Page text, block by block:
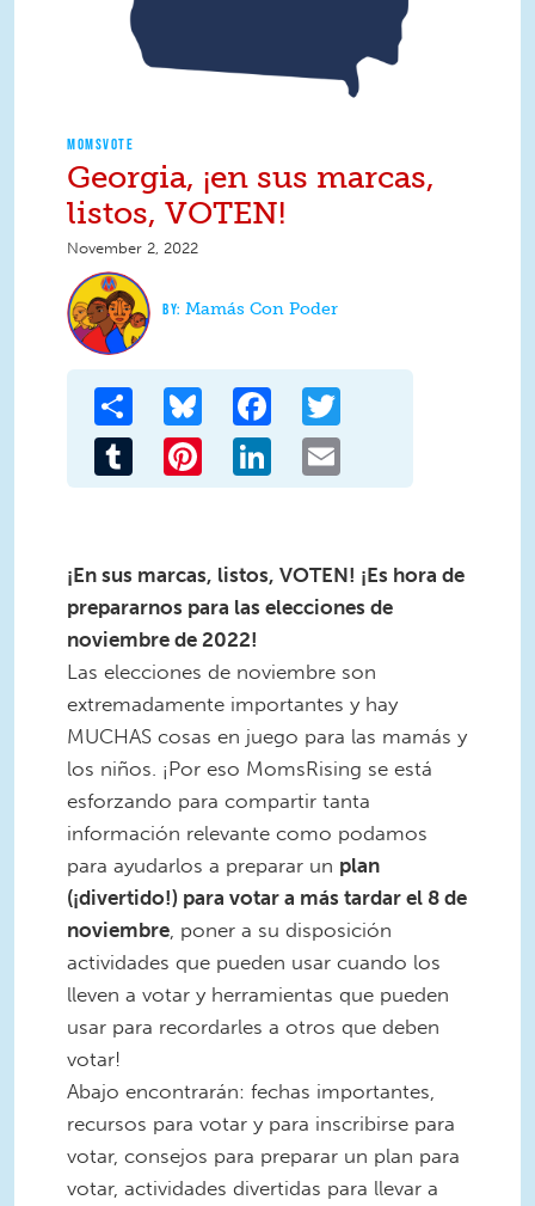
MOMSVOTE
Georgia, ¡en sus marcas,
listos, VOTEN!
November 2, 2022
Mamás Con Poder
Share Bluesky Facebook
Tumblr Pinterest LinkedIn
¡En sus marcas, listos, VOTEN! ¡Es hora de
prepararnos para las elecciones de
noviembre de 2022!
Las elecciones de noviembre son
extremadamente importantes y hay
MUCHAS cosas en juego para las mamás y
los niños. ¡Por eso MomsRising se está
esforzando para compartir tanta
información relevante como podamos
para ayudarlos a preparar un plan
(¡divertido!) para votar a más tardar el 8 de
noviembre , poner a su disposición
actividades que pueden usar cuando los
lleven a votar y herramientas que pueden
usar para recordarles a otros que deben
votar!
Abajo encontrarán: fechas importantes,
recursos para votar y para inscribirse para
votar, consejos para preparar un plan para
votar, actividades divertidas para llevar a